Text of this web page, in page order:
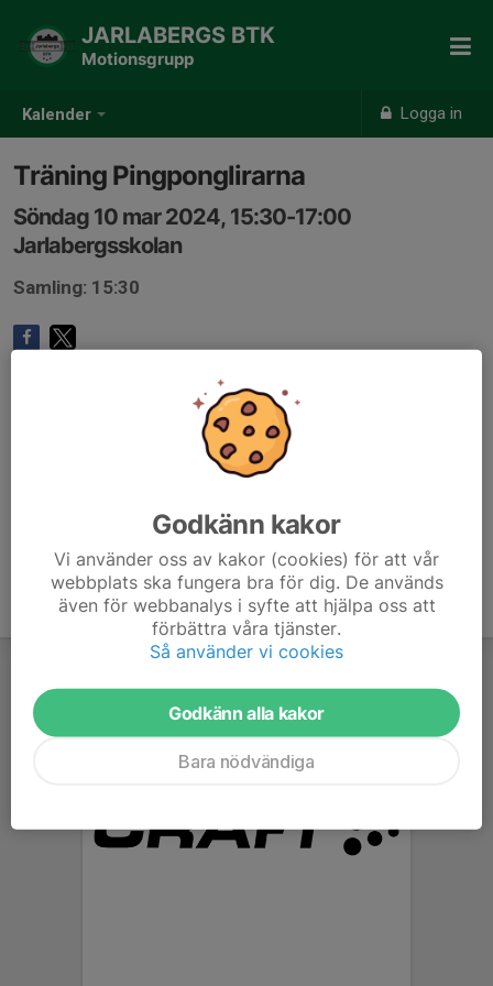
Kalender Logga in
JARLABERGS BTK
Motionsgrupp
Träning Pingponglirarna
Söndag 10 mar 2024, 15:30-17:00
Jarlabergsskolan
Samling: 15:30
Godkänn kakor
Vi använder oss av kakor (cookies) för att vår
webbplats ska fungera bra för dig. De används
även för webbanalys i syfte att hjälpa oss att
förbättra våra tjänster.
Så använder vi cookies
Godkänn alla kakor
Bara nödvändiga